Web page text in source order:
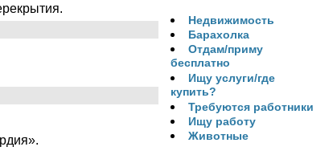
Недвижимость
Барахолка
Отдам/приму
бесплатно
Ищу услуги/где
купить?
Требуются работники
Ищу работу
Животные